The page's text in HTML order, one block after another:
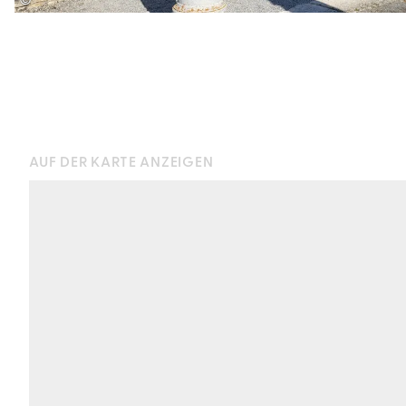
AUF DER KARTE ANZEIGEN